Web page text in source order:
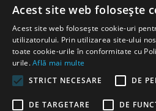
2012 Chișinău, Republica Moldova
fax: (+373 22) 226681
Email: redactia@ijc.md
Acest site web folosește
Acest site web folosește cookie-uri
utilizatorului. Prin utilizarea site-ului
toate cookie-urile în conformitate cu
urile.Află mai multe
STRICT NECESARE
DE
DE TARGETARE DE